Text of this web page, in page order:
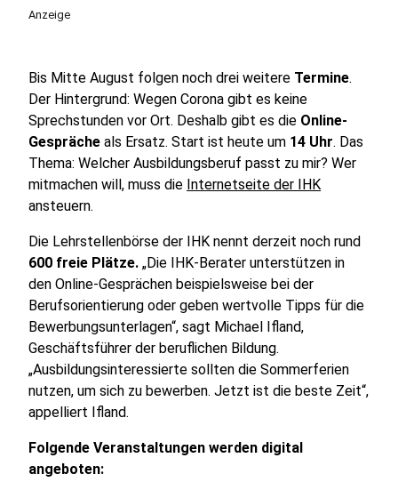
Anzeige
Bis Mitte August folgen noch drei weitere Termine.
Der Hintergrund: Wegen Corona gibt es keine
Sprechstunden vor Ort. Deshalb gibt es die Online-
Gespräche als Ersatz. Start ist heute um 14 Uhr. Das
Thema: Welcher Ausbildungsberuf passt zu mir? Wer
mitmachen will, muss die Internetseite der IHK
ansteuern.
Die Lehrstellenbörse der IHK nennt derzeit noch rund
600 freie Plätze. „Die IHK-Berater unterstützen in
den Online-Gesprächen beispielsweise bei der
Berufsorientierung oder geben wertvolle Tipps für die
Bewerbungsunterlagen“, sagt Michael Ifland,
Geschäftsführer der beruflichen Bildung.
„Ausbildungsinteressierte sollten die Sommerferien
nutzen, um sich zu bewerben. Jetzt ist die beste Zeit“,
appelliert Ifland.
Folgende Veranstaltungen werden digital
angeboten: